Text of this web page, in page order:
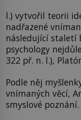
l.) vytvořil teorii
nadřazené
následující staletí
psychology
322 př. n. l.),
Podle něj
vnímaných věcí,
smyslové poznání.